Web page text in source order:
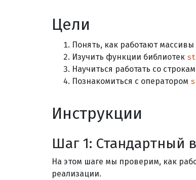
Цели
Понять, как работают массивы
Изучить функции библиотек
Научиться работать со
Познакомиться с оператором
Инструкции
Шаг 1: Стандартный
На этом шаге мы проверим, как
реализации.